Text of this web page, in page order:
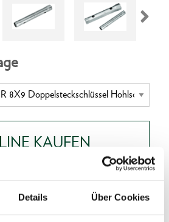
Details Über Cookies
KAUFEN
FINDEN